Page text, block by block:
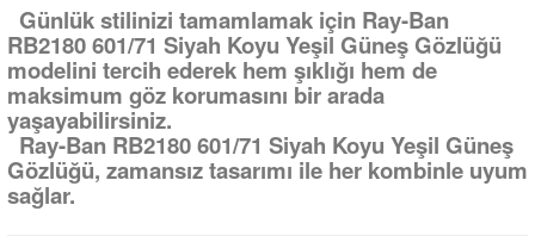
Günlük stilinizi tamamlamak için Ray-Ban
RB2180 601/71 Siyah Koyu Yeşil Güneş Gözlüğü
modelini tercih ederek hem şıklığı hem de
maksimum göz korumasını bir arada
yaşayabilirsiniz.
Ray-Ban RB2180 601/71 Siyah Koyu Yeşil Güneş
Gözlüğü, zamansız tasarımı ile her kombinle uyum
sağlar.